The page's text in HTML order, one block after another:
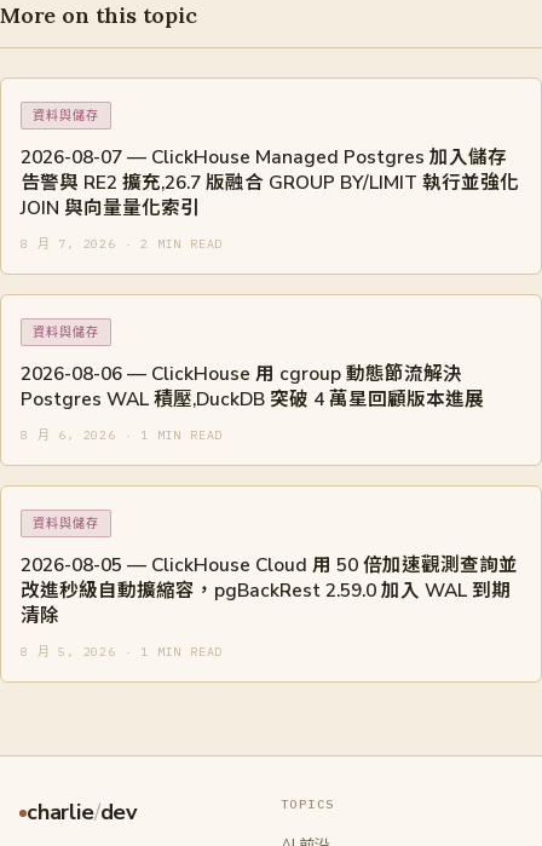
More on this topic
資料與儲存
2026-08-07 — ClickHouse Managed Postgres 加入儲存
告警與 RE2 擴充,26.7 版融合 GROUP BY/LIMIT 執行並強化
JOIN 與向量量化索引
8 月 7, 2026 · 2 MIN READ
資料與儲存
2026-08-06 — ClickHouse 用 cgroup 動態節流解決
Postgres WAL 積壓,DuckDB 突破 4 萬星回顧版本進展
8 月 6, 2026 · 1 MIN READ
資料與儲存
2026-08-05 — ClickHouse Cloud 用 50 倍加速觀測查詢並
改進秒級自動擴縮容，pgBackRest 2.59.0 加入 WAL 到期
清除
8 月 5, 2026 · 1 MIN READ
charlie/dev TOPICS